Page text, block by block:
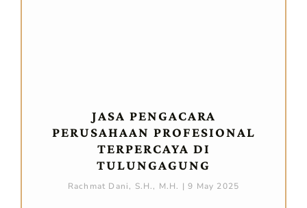
JASA PENGACARA
PERUSAHAAN PROFESIONAL
TERPERCAYA DI
TULUNGAGUNG
Rachmat Dani, S.H., M.H. 9 May 2025